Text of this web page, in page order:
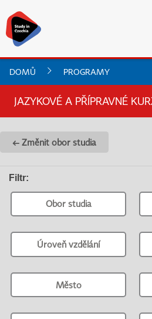
DOMŮ PROGRAMY
JAZYKOVÉ A PŘÍPRAVNÉ
← Změnit obor studia
Filtr:
Obor studia
Úroveň vzdělání
Město